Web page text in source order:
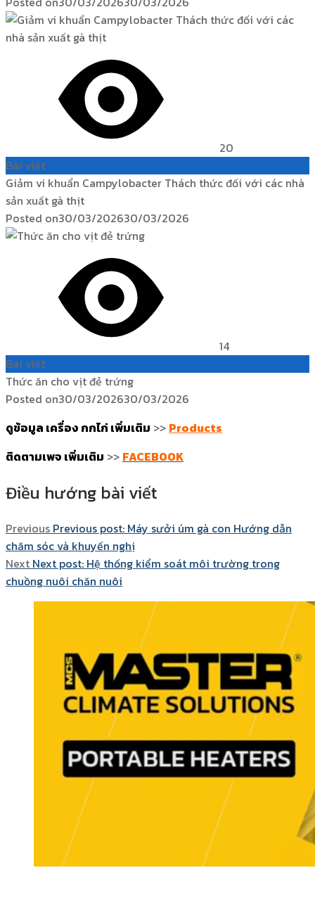
20
Bài viết
Giảm vi khuẩn Campylobacter Thách thức đối với các nhà
sản xuất gà thịt
Posted on30/03/202630/03/2026
14
Bài viết
Thức ăn cho vịt đẻ trứng
Posted on30/03/202630/03/2026
ดูข้อมูล เครื่อง กกไก่ เพิ่มเติม >> Products
ติดตามเพจ เพิ่มเติม >> FACEBOOK
Điều hướng bài viết
Previous Previous post: Máy sưởi úm gà con Hướng dẫn
chăm sóc và khuyến nghị
Next Next post: Hệ thống kiểm soát môi trường trong
chuồng nuôi chăn nuôi